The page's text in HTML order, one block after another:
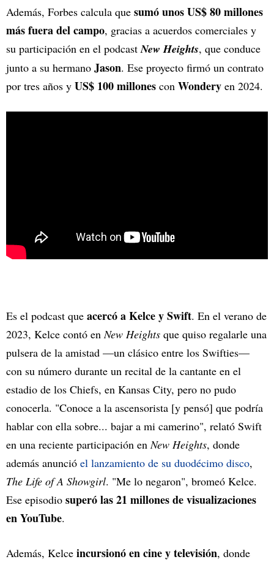
Además, Forbes calcula que sumó unos US$ 80 millones
más fuera del campo, gracias a acuerdos comerciales y
su participación en el podcastNew Heights, que conduce
junto a su hermano Jason. Ese proyecto firmó un contrato
por tres años y US$ 100 millones con Wondery en 2024.
Es el podcast que acercó a Kelce y Swift. En el verano de
2023, Kelce contó enNew Heights que quiso regalarle una
pulsera de la amistad —un clásico entre los Swifties—
con su número durante un recital de la cantante en el
estadio de los Chiefs, en Kansas City, pero no pudo
conocerla. "Conoce a la ascensorista [y pensó] que podría
hablar con ella sobre... bajar a mi camerino", relató Swift
en una reciente participación enNew Heights, donde
además anunció el lanzamiento de su duodécimo disco,
The Life of A Showgirl. "Me lo negaron", bromeó Kelce.
Ese episodio superó las 21 millones de visualizaciones
en YouTube.
Además, Kelce incursionó en cine y televisión, donde